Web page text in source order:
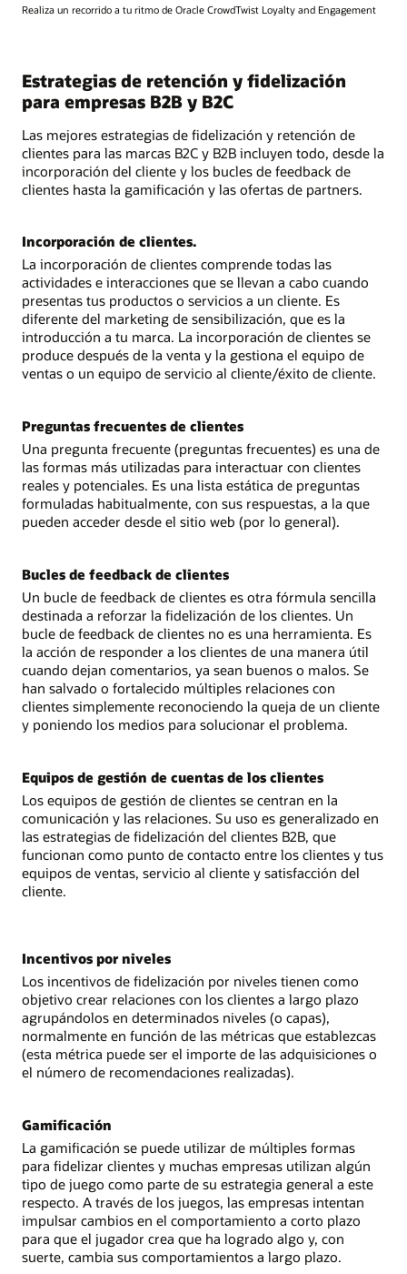
Realiza un recorrido a tu ritmo de Oracle CrowdTwist Loyalty and Engagement
Estrategias de retención y fidelización
para empresas B2B y B2C
Las mejores estrategias de fidelización y retención de
clientes para las marcas B2C y B2B incluyen todo, desde la
incorporación del cliente y los bucles de feedback de
clientes hasta la gamificación y las ofertas de partners.
Incorporación de clientes.
La incorporación de clientes comprende todas las
actividades e interacciones que se llevan a cabo cuando
presentas tus productos o servicios a un cliente. Es
diferente del marketing de sensibilización, que es la
introducción a tu marca. La incorporación de clientes se
produce después de la venta y la gestiona el equipo de
ventas o un equipo de servicio al cliente/éxito de cliente.
Preguntas frecuentes de clientes
Una pregunta frecuente (preguntas frecuentes) es una de
las formas más utilizadas para interactuar con clientes
reales y potenciales. Es una lista estática de preguntas
formuladas habitualmente, con sus respuestas, a la que
pueden acceder desde el sitio web (por lo general).
Bucles de feedback de clientes
Un bucle de feedback de clientes es otra fórmula sencilla
destinada a reforzar la fidelización de los clientes. Un
bucle de feedback de clientes no es una herramienta. Es
la acción de responder a los clientes de una manera útil
cuando dejan comentarios, ya sean buenos o malos. Se
han salvado o fortalecido múltiples relaciones con
clientes simplemente reconociendo la queja de un cliente
y poniendo los medios para solucionar el problema.
Equipos de gestión de cuentas de los clientes
Los equipos de gestión de clientes se centran en la
comunicación y las relaciones. Su uso es generalizado en
las estrategias de fidelización del clientes B2B, que
funcionan como punto de contacto entre los clientes y tus
equipos de ventas, servicio al cliente y satisfacción del
cliente.
Incentivos por niveles
Los incentivos de fidelización por niveles tienen como
objetivo crear relaciones con los clientes a largo plazo
agrupándolos en determinados niveles (o capas),
normalmente en función de las métricas que establezcas
(esta métrica puede ser el importe de las adquisiciones o
el número de recomendaciones realizadas).
Gamificación
La gamificación se puede utilizar de múltiples formas
para fidelizar clientes y muchas empresas utilizan algún
tipo de juego como parte de su estrategia general a este
respecto. A través de los juegos, las empresas intentan
impulsar cambios en el comportamiento a corto plazo
para que el jugador crea que ha logrado algo y, con
suerte, cambia sus comportamientos a largo plazo.